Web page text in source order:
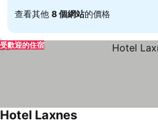
查看其他 8 個網站的價格
受歡迎的住宿
Hotel Laxnes